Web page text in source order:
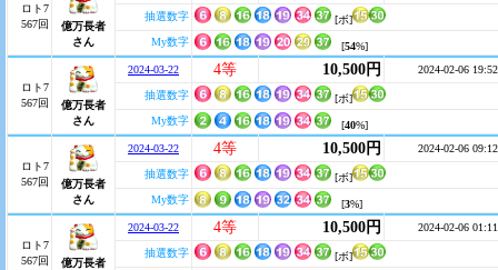
ロト7
567回
億万長者
さん
抽選数字
[ボ]
My数字
[54%]
ロト7
567回
億万長者
さん
2024-03-22 4等 10,500円 2024-02-06 19:52
抽選数字
[ボ]
My数字
[40%]
ロト7
567回
億万長者
さん
2024-03-22 4等 10,500円 2024-02-06 09:12
抽選数字
[ボ]
My数字
[3%]
ロト7
567回
億万長者
2024-03-22 4等 10,500円 2024-02-06 01:11
抽選数字
[ボ]